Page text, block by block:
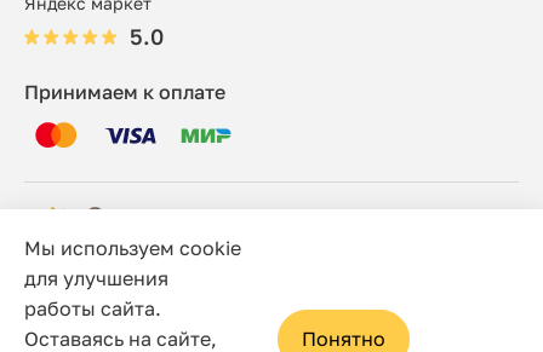
5.0
Принимаем к оплате
© 2006 - 2026 Этно-шоп, Интернет-магазин
Политика конфиденциальности
Мы используем cookie
для улучшения
работы сайта.
Оставаясь на сайте,
Понятно